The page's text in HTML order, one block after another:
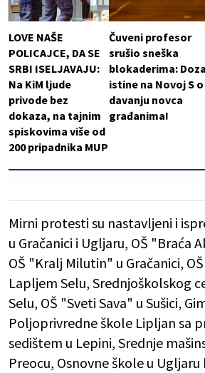
LOVE NAŠE
POLICAJCE, DA SE
SRBI ISELJAVAJU:
Na KiM ljude
privode bez
dokaza, na tajnim
spiskovima više od
200 pripadnika MUP
Čuveni profesor
srušio sneška
blokaderima: Doza
istine na Novoj S o
davanju novca
građanima!
Mirni protesti su nastavljeni i
u Gračanici i Ugljaru, OŠ "Braća
OŠ "Kralj Milutin" u Gračanici,
Lapljem Selu, Srednjoškolskog
Selu, OŠ "Sveti Sava" u Sušici,
Poljoprivredne škole Lipljan sa
sedištem u Lepini, Srednje
Preocu, Osnovne škole u